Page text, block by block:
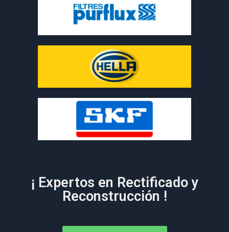
¡ Expertos en Rectificado y
Reconstrucción !